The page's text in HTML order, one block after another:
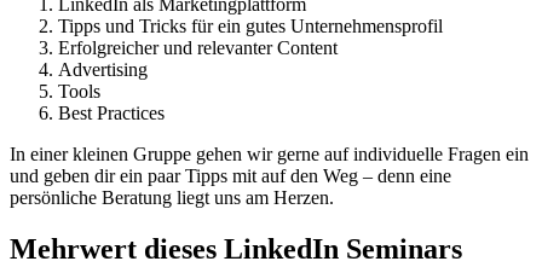
LinkedIn als Marketingplattform
Tipps und Tricks für ein gutes Unternehmensprofil
Erfolgreicher und relevanter Content
Advertising
Tools
Best Practices
In einer kleinen Gruppe gehen wir gerne auf individuelle Fragen ein
und geben dir ein paar Tipps mit auf den Weg – denn eine
persönliche Beratung liegt uns am Herzen.
Mehrwert dieses LinkedIn Seminars